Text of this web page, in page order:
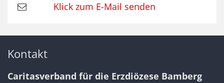
Klick zum E-Mail senden
Kontakt
Caritasverband für die Erzdiözese Bamberg